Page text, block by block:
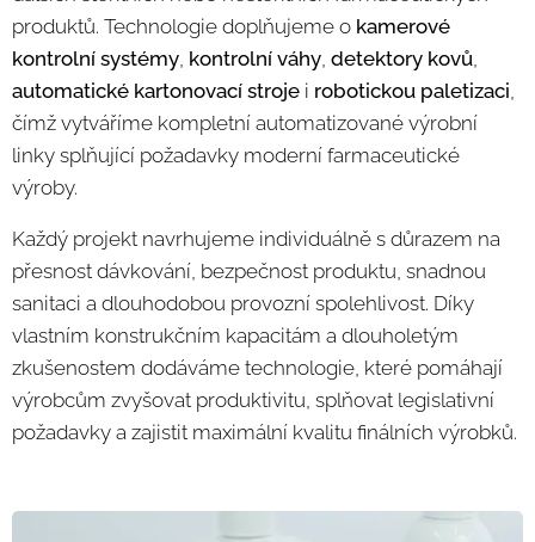
produktů. Technologie doplňujeme o kamerové
kontrolní systémy, kontrolní váhy, detektory kovů,
automatické kartonovací stroje i robotickou paletizaci,
čímž vytváříme kompletní automatizované výrobní
linky splňující požadavky moderní farmaceutické
výroby.
Každý projekt navrhujeme individuálně s důrazem na
přesnost dávkování, bezpečnost produktu, snadnou
sanitaci a dlouhodobou provozní spolehlivost. Díky
vlastním konstrukčním kapacitám a dlouholetým
zkušenostem dodáváme technologie, které pomáhají
výrobcům zvyšovat produktivitu, splňovat legislativní
požadavky a zajistit maximální kvalitu finálních výrobků.